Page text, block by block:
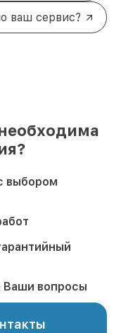
ваш сервис?
выбором
Ваши вопросы